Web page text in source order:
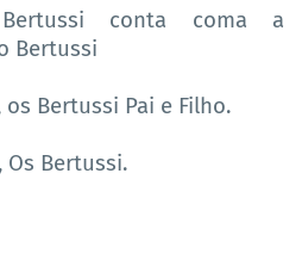
conta coma a
Bertussi
Bertussi Pai e Filho.
Os Bertussi.